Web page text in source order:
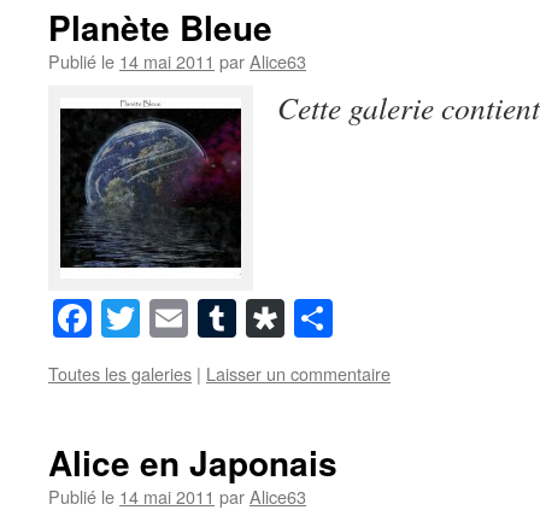
Planète Bleue
Publié le 14 mai 2011 parAlice63
Cette galerie
Facebook
Twitter
EmailTumblrDiaspora
Toutes les galeries | Laisser un commentaire
Alice en Japonais
Publié le 14 mai 2011 parAlice63